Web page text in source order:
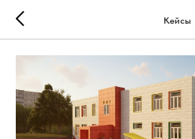
Кейсы